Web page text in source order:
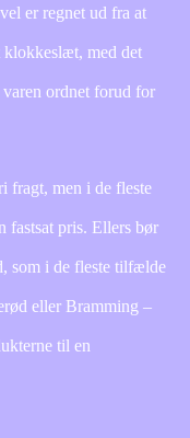
er regnet ud fra at
klokkeslæt, med det
varen ordnet forud for
fragt, men i de fleste
fastsat pris. Ellers bør
som i de fleste tilfælde
eller Bramming –
til en